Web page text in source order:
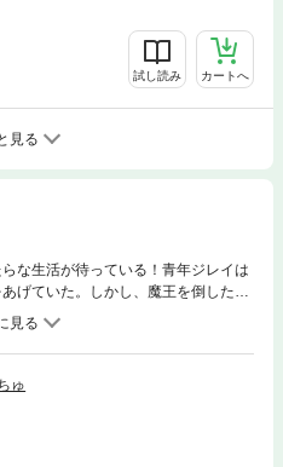
試し読み カートへ
見る
な生活が待っている！青年ジレイは
げていた。しかし、魔王を倒した勇
働環境と知り、あっさり見切りをつ
して自堕落な生活を決め込むのだが
しい！」聖剣に選ばれた勇者の美少
つのまにか”救っていた少女達まで
ゅ